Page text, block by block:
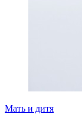
Мать и дитя